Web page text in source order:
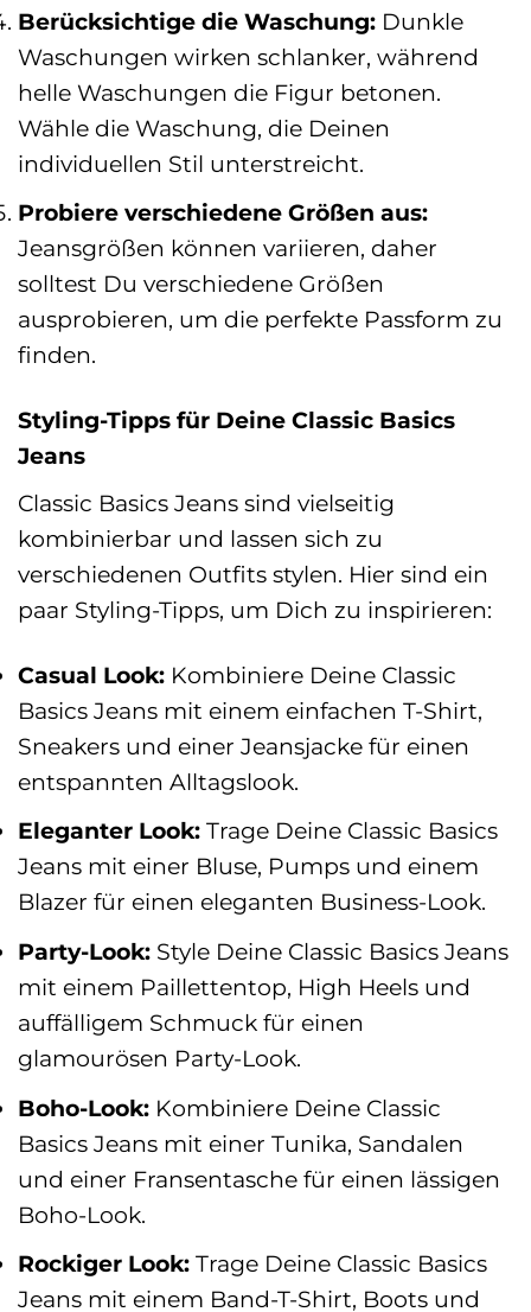
Berücksichtige die Waschung: Dunkle
Waschungen wirken schlanker, während
helle Waschungen die Figur betonen.
Wähle die Waschung, die Deinen
individuellen Stil unterstreicht.
Probiere verschiedene Größen aus:
Jeansgrößen können variieren, daher
solltest Du verschiedene Größen
ausprobieren, um die perfekte Passform zu
finden.
Styling-Tipps für Deine Classic Basics
Jeans
Classic Basics Jeans sind vielseitig
kombinierbar und lassen sich zu
verschiedenen Outfits stylen. Hier sind ein
paar Styling-Tipps, um Dich zu inspirieren:
Casual Look: Kombiniere Deine Classic
Basics Jeans mit einem einfachen T-Shirt,
Sneakers und einer Jeansjacke für einen
entspannten Alltagslook.
Eleganter Look: Trage Deine Classic Basics
Jeans mit einer Bluse, Pumps und einem
Blazer für einen eleganten Business-Look.
Party-Look: Style Deine Classic Basics Jeans
mit einem Paillettentop, High Heels und
auffälligem Schmuck für einen
glamourösen Party-Look.
Boho-Look: Kombiniere Deine Classic
Basics Jeans mit einer Tunika, Sandalen
und einer Fransentasche für einen lässigen
Boho-Look.
Rockiger Look: Trage Deine Classic Basics
Jeans mit einem Band-T-Shirt, Boots und